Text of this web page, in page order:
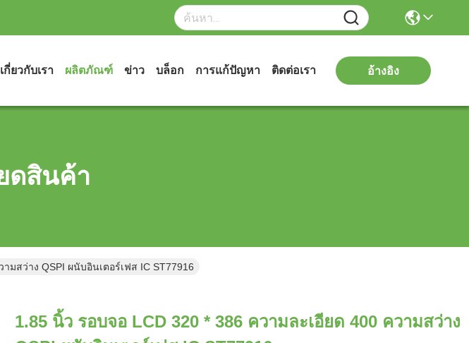
เกี่ยวกับเรา ผลิตภัณฑ์ ข่าว บล็อก การแก้ปัญหา ติดต่อเรา อ้างอิง
ดสินค้า
มสว่าง QSPI ผนับอินเตอร์เฟส IC ST77916
1.85 นิ้ว รอบจอ LCD 320 * 386 ความละเอียด 400 ความสว่าง